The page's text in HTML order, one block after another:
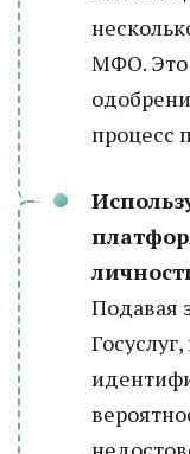
МФО. Это
процесс
Подавая